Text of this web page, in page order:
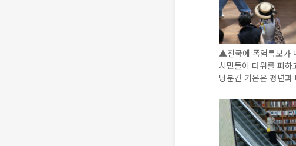
▲전국에 폭염특보가
시민들이 더위를 피하
당분간 기온은 평년